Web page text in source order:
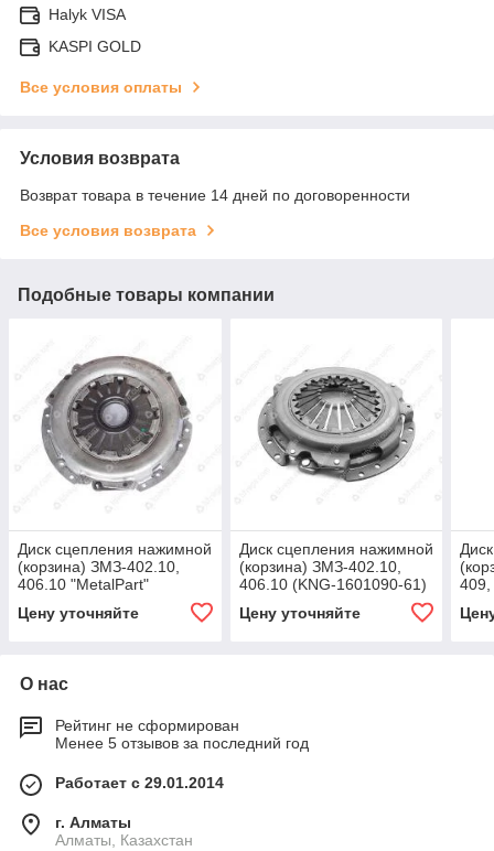
Halyk VISA
KASPI GOLD
Все условия оплаты
Условия возврата
Возврат товара в течение 14 дней по договоренности
Все условия возврата
Подобные товары компании
Диск сцепления нажимной
(корзина) ЗМЗ-402.10,
406.10 "MetalPart"
Цену уточняйте
Диск сцепления нажимной
(корзина) ЗМЗ-402.10,
406.10 (KNG-1601090-61)
Цену уточняйте
409,
О нас
Рейтинг не сформирован
Менее 5 отзывов за последний год
Работает с 29.01.2014
г. Алматы
Алматы, Казахстан